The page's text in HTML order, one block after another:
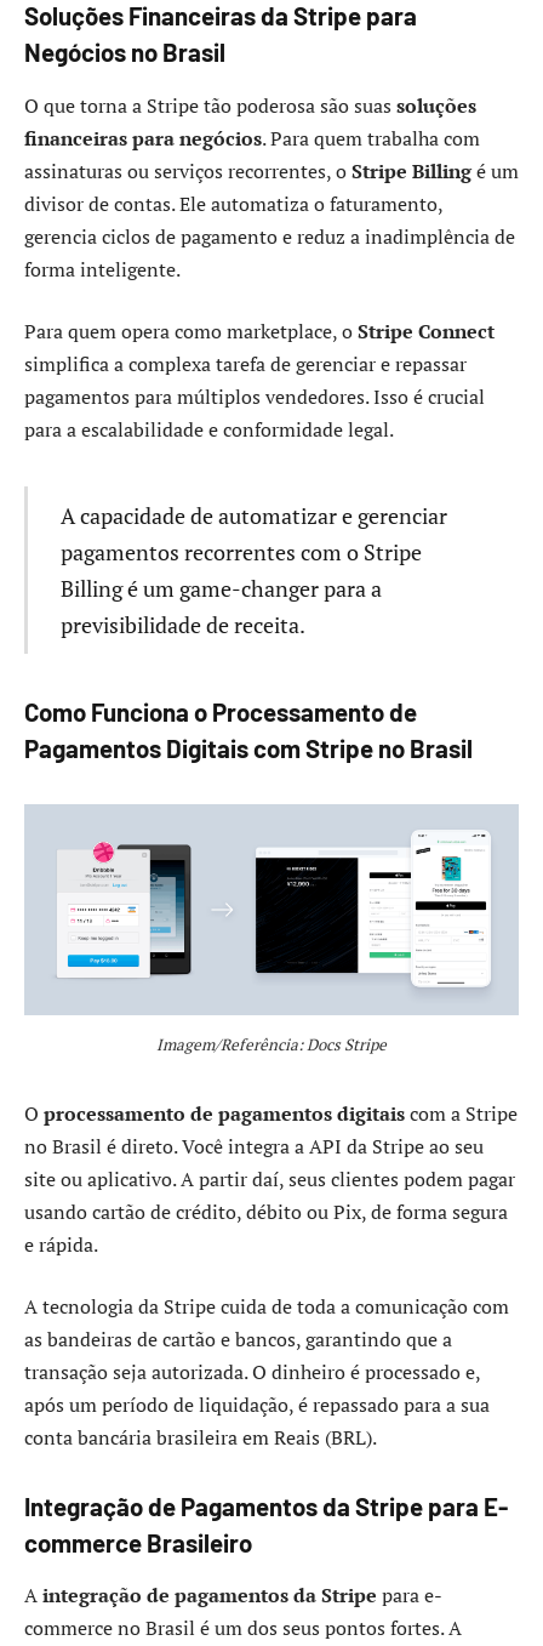
Soluções Financeiras da Stripe para
Negócios no Brasil
O que torna a Stripe tão poderosa são suas soluções
financeiras para negócios. Para quem trabalha com
assinaturas ou serviços recorrentes, oStripe Billingé um
divisor de contas. Ele automatiza o faturamento,
gerencia ciclos de pagamento e reduz a inadimplência de
forma inteligente.
Para quem opera como marketplace, oStripe Connect
simplifica a complexa tarefa de gerenciar e repassar
pagamentos para múltiplos vendedores. Isso é crucial
para a escalabilidade e conformidade legal.
A capacidade de automatizar e gerenciar
pagamentos recorrentes com o Stripe
Billing é um game-changer para a
previsibilidade de receita.
Como Funciona o Processamento de
Pagamentos Digitais com Stripe no Brasil
Imagem/Referência: Docs Stripe
O processamento de pagamentos digitaiscom a Stripe
no Brasil é direto. Você integra a API da Stripe ao seu
site ou aplicativo. A partir daí, seus clientes podem pagar
usando cartão de crédito, débito ou Pix, de forma segura
e rápida.
A tecnologia da Stripe cuida de toda a comunicação com
as bandeiras de cartão e bancos, garantindo que a
transação seja autorizada. O dinheiro é processado e,
após um período de liquidação, é repassado para a sua
conta bancária brasileira em Reais (BRL).
Integração de Pagamentos da Stripe para E-
commerce Brasileiro
Aintegração de pagamentos da Stripe para e-
commerce no Brasil é um dos seus pontos fortes. A